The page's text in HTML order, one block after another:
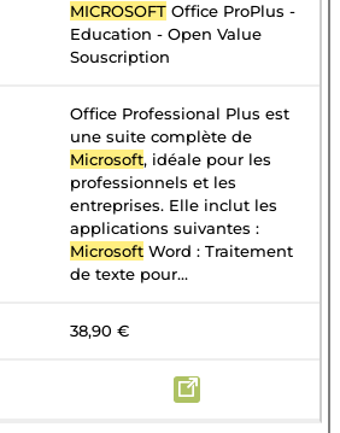
MICROSOFT Office ProPlus -
Education - Open Value
Souscription
Office Professional Plus est
une suite complète de
Microsoft, idéale pour les
professionnels et les
entreprises. Elle inclut les
applications suivantes :
Microsoft Word : Traitement
de texte pour...
38,90 €